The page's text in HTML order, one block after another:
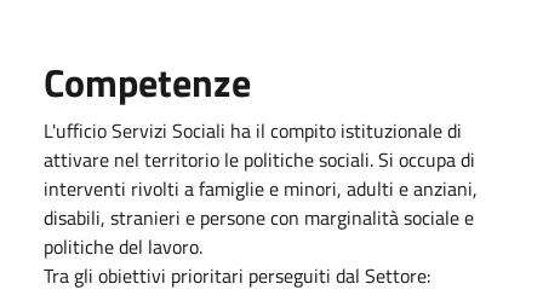
Competenze
L'ufficio Servizi Sociali ha il compito istituzionale di
attivare nel territorio le politiche sociali. Si occupa di
interventi rivolti a famiglie e minori, adulti e anziani,
disabili, stranieri e persone con marginalità sociale e
politiche del lavoro.
Tra gli obiettivi prioritari perseguiti dal Settore: